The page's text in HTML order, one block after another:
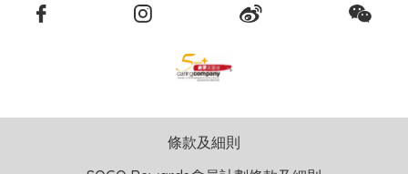
條款及細則